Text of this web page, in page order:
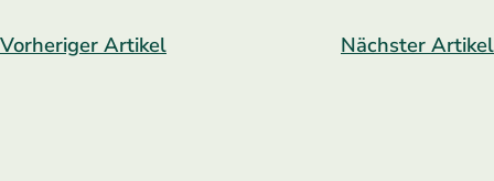
Vorheriger Artikel Nächster Artikel